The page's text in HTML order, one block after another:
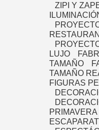
ZIPI Y
LUJO
TAMAÑO
TAMAÑO
FIGURAS
PRIMAVERA